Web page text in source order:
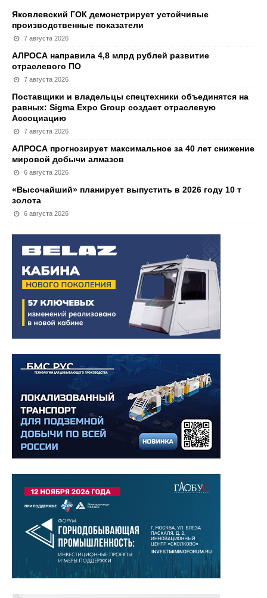
Яковлевский ГОК демонстрирует устойчивые
производственные показатели
7 августа 2026
АЛРОСА направила 4,8 млрд рублей развитие
отраслевого ПО
7 августа 2026
Поставщики и владельцы спецтехники объединятся на
равных: Sigma Expo Group создает отраслевую
Ассоциацию
7 августа 2026
АЛРОСА прогнозирует максимальное за 40 лет снижение
мировой добычи алмазов
6 августа 2026
«Высочайший» планирует выпустить в 2026 году 10 т
золота
6 августа 2026